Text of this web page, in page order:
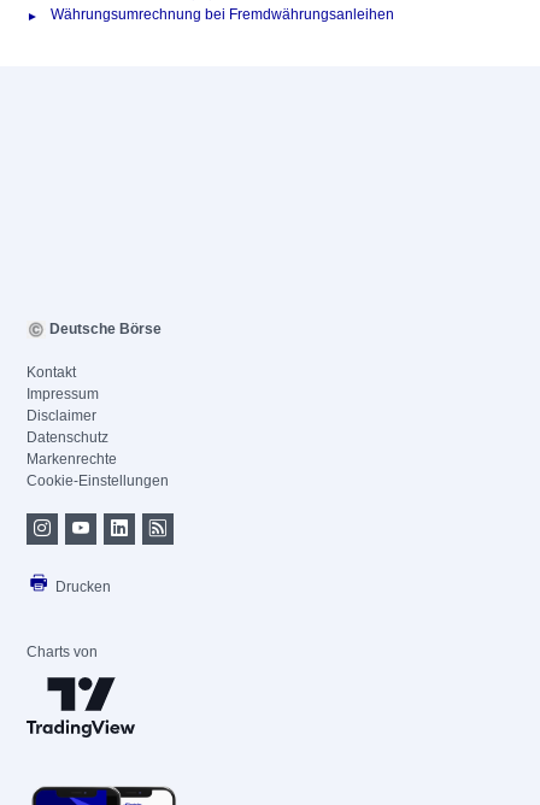
Währungsumrechnung bei Fremdwährungsanleihen
Deutsche Börse
Kontakt
Impressum
Disclaimer
Datenschutz
Markenrechte
Cookie-Einstellungen
Drucken
Charts von